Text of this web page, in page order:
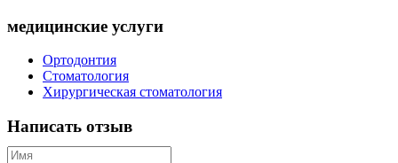
медицинские услуги
Ортодонтия
Стоматология
Хирургическая стоматология
Написать отзыв